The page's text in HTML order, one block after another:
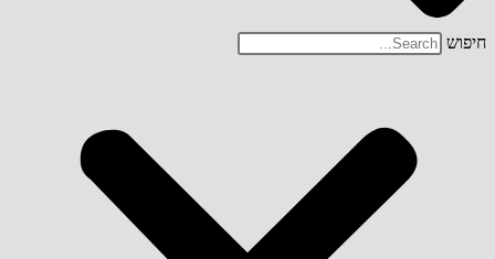
חיפוש